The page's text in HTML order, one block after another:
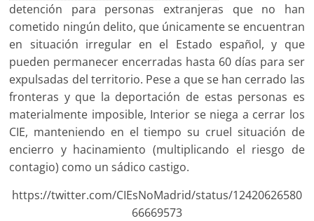
detención para personas extranjeras que no han
cometido ningún delito, que únicamente se encuentran
en situación irregular en el Estado español, y que
pueden permanecer encerradas hasta 60 días para ser
expulsadas del territorio. Pese a que se han cerrado las
fronteras y que la deportación de estas personas es
materialmente imposible, Interior se niega a cerrar los
CIE, manteniendo en el tiempo su cruel situación de
encierro y hacinamiento (multiplicando el riesgo de
contagio) como un sádico castigo.
https://twitter.com/CIEsNoMadrid/status/12420626580
66669573